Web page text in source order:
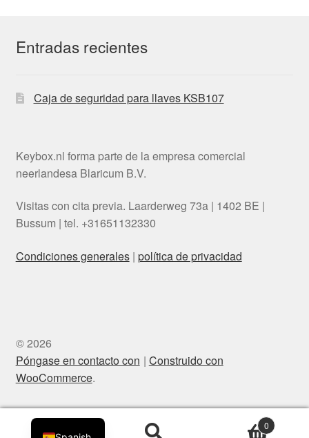
Entradas recientes
Caja de seguridad para llaves KSB107
Keybox.nl forma parte de la empresa comercial
neerlandesa Blaricum B.V.
Visitas con cita previa. Laarderweg 73a | 1402 BE |
Bussum | tel. +31651132330
Condiciones generales| política de privacidad
© 2026
Póngase en contacto con
Construido con
WooCommerce.
0
Polish